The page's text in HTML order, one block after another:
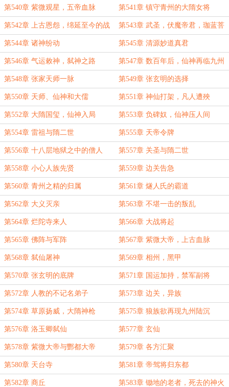
命
第540章 紫微观星，五帝血脉 第541章 镇守青州的大隋女将
第542章 上古恩怨，绵延至今的战
争
第543章 武圣，伏魔帝君，珈蓝菩
萨
第544章 诸神纷动 第545章 清源妙道真君
第546章 气运敕神，弑神之路 第547章 数百年后，仙神再临九州
第548章 张家天师一脉 第549章 张玄明的选择
第550章 天师、仙神和大儒 第551章 神仙打架，凡人遭殃
第552章 大隋国玺，仙神入局 第553章 负碑奴，仙神压人间
第554章 雷祖与隋二世 第555章 天帝令牌
第556章 十八层地狱之中的僧人 第557章 关圣与隋二世
第558章 小心人族先贤 第559章 边关告急
第560章 青州之精的归属 第561章 燧人氏的霸道
第562章 大义灭亲 第563章 不堪一击的叛乱
第564章 烂陀寺来人 第566章 大战将起
第565章 佛阵与军阵 第567章 紫微大帝，上古血脉
第568章 弑仙屠神 第569章 相州，黑甲
第570章 张玄明的底牌 第571章 国运加持，禁军副将
第572章 人教的不记名弟子 第573章 边关，异族
第574章 草原扬威，大隋神枪 第575章 狼族欲再现九州陆沉
第576章 洛玉卿弑仙 第577章 玄仙
第578章 紫微大帝与酆都大帝 第579章 各方汇聚
第580章 天台寺 第581章 帝驾将归东都
第582章 商丘 第583章 锄地的老者，死去的神火